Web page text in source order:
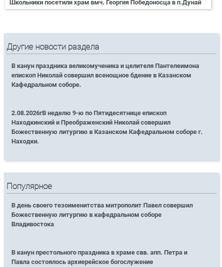
Школьники посетили храм вмч. Георгия Победоносца в п.Дунай
Другие новости раздела
В канун праздника великомученика и целителя Пантелеимона
епископ Николай совершил всенощное бдение в Казанском
Кафедральном соборе.
2.08.2026гВ неделю 9-ю по Пятидесятнице епископ
Находкинский и Преображенский Николай совершил
Божественную литургию в Казанском Кафедральном соборе г.
Находки.
Популярное
В день своего тезоименитства митрополит Павел совершил
Божественную литургию в кафедральном соборе
Владивостока
В канун престольного праздника в храме свв. апп. Петра и
Павла состоялось архиерейское богослужение